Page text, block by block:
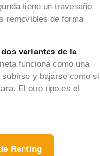
tiene un travesaño
removibles de forma
dos variantes de la
funciona como una
y bajarse como si
El otro tipo es el
Renting